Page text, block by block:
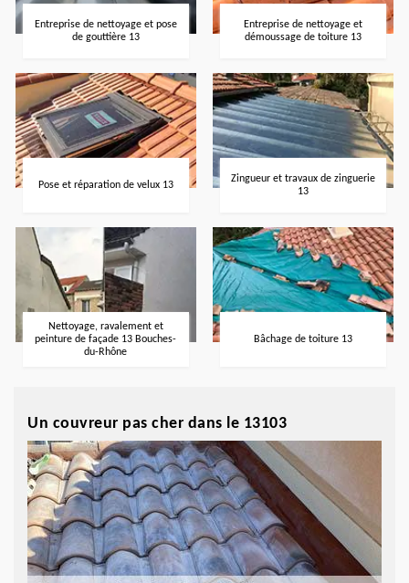
Entreprise de nettoyage et pose
de gouttière 13
Entreprise de nettoyage et
démoussage de toiture 13
Pose et réparation de velux 13
Zingueur et travaux de zinguerie
13
Nettoyage, ravalement et
peinture de façade 13 Bouches-
du-Rhône
Bâchage de toiture 13
Un couvreur pas cher dans le 13103